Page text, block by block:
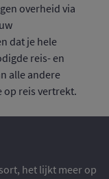
overheid via
dat je hele
reis- en
alle andere
op reis vertrekt.
het lijkt meer op